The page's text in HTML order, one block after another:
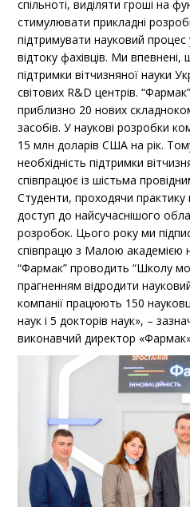
спільноті, виділяти гроші на
стимулювати прикладні
підтримувати науковий процес
відтоку фахівців. Ми
підтримки вітчизняної науки
світових R&D центрів.
приблизно 20 нових
засобів. У наукові розробки
15 млн доларів США на рік.
необхідність підтримки
співпрацює із шістьма
Студенти, проходячи практику
доступ до найсучаснішого
розробок. Цього року ми
співпрацю з Малою академією
“Фармак” проводить “Школу
прагненням відродити
компанії працюють 150
наук і 5 докторів наук», –
виконавчий директор